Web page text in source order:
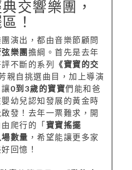
交響樂團，
！
演出，都由音樂節顧問
樂團 擔綱。首先是去年
不斷的系列
《寶寶的交
親自挑選曲目，加上導演
0到3歲的寶寶們能和爸
幼兒認知發展的黃金時
發！去年一票難求，開
爬行的「 寶寶搖擺
數量 ，希望能讓更多家
回憶！